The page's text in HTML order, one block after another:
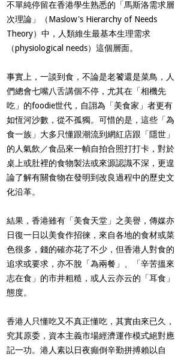
不單純停留在香港學生熟悉的「馬斯洛需求層
次理論」（Maslow's Hierarchy of Needs
Theory）中，人類維生最基本生理需求
（physiological needs）這個層面。
事實上，一談到食，不論是老饕還是菜鳥，人
們總會七嘴八舌講個不停，尤其在「相機先
吃」的foodie世代，自詡為「美食家」者更有
如恆河沙數，從不孤獨。可惜的是，這些「為
食一族」大多只懂跟潮流到網紅店跟「隱世」
的人氣飲／食品來一幀自拍合照打打卡，對於
桌上或肚裡的食物製法或來源認識不深，更遑
論了解有關食物在發明到改良過程中的歷史文
化沿革。
結果，香港雖有「美食天堂」之美譽，傳媒亦
日復一日以美食作招徠，來自各地的食材或菜
色很多，錢的確亦花了不少，但香港人對食的
追求或要求，亦不脫「為兩餐」、「辛苦搵來
志在食」的市井粗糙，或人云亦云的「耳食」
態度。
香港人只懂吃又不真正懂吃，其實由來已久，
究其原委，資本主義市場經濟運作模式絕對應
記一功。港人素以日夜癲倒辛勤拼搏賴以自